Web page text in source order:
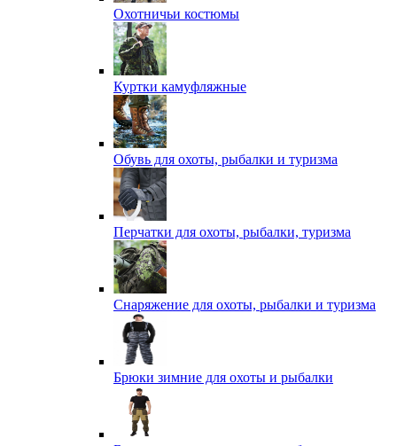
Охотничьи костюмы
Куртки камуфляжные
Обувь для охоты, рыбалки и туризма
Перчатки для охоты, рыбалки, туризма
Снаряжение для охоты, рыбалки и туризма
Брюки зимние для охоты и рыбалки